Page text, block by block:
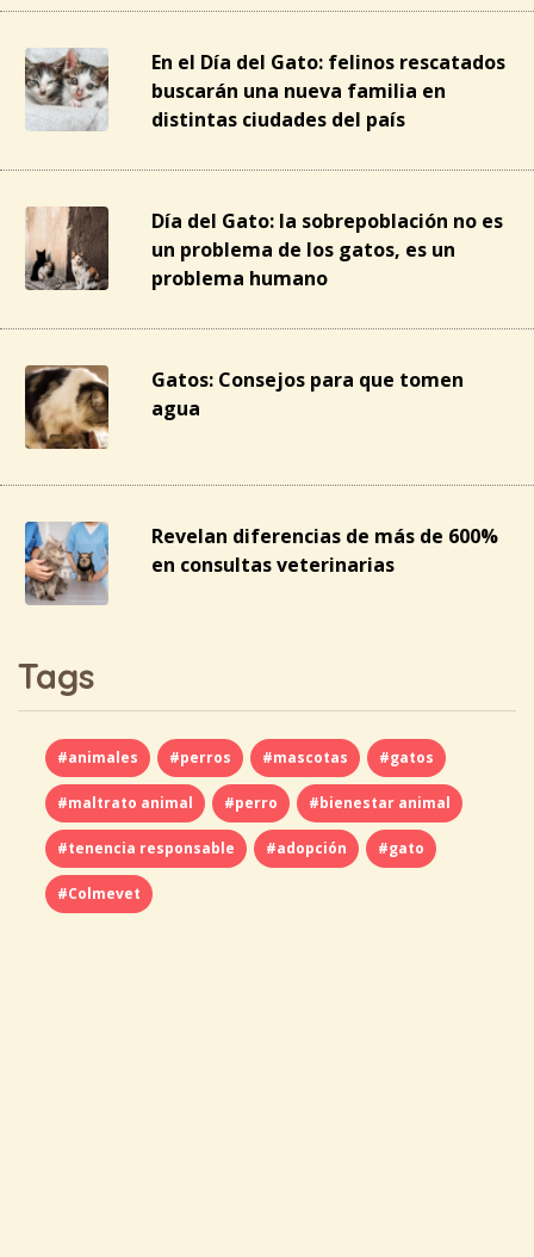
En el Día del Gato: felinos rescatados
buscarán una nueva familia en
distintas ciudades del país
Día del Gato: la sobrepoblación no es
un problema de los gatos, es un
problema humano
Gatos: Consejos para que tomen
agua
Revelan diferencias de más de 600%
en consultas veterinarias
Tags
#animales #perros #mascotas #gatos
#maltrato animal #perro #bienestar animal
#tenencia responsable #adopción #gato
#Colmevet